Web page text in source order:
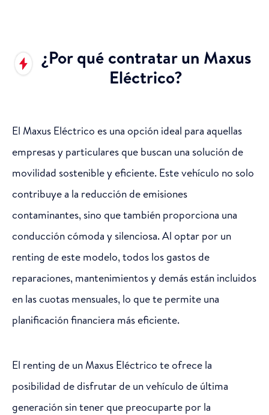
¿Por qué contratar un Maxus
Eléctrico?
El Maxus Eléctrico es una opción ideal para aquellas
empresas y particulares que buscan una solución de
movilidad sostenible y eficiente. Este vehículo no solo
contribuye a la reducción de emisiones
contaminantes, sino que también proporciona una
conducción cómoda y silenciosa. Al optar por un
renting de este modelo, todos los gastos de
reparaciones, mantenimientos y demás están incluidos
en las cuotas mensuales, lo que te permite una
planificación financiera más eficiente.
El renting de un Maxus Eléctrico te ofrece la
posibilidad de disfrutar de un vehículo de última
generación sin tener que preocuparte por la